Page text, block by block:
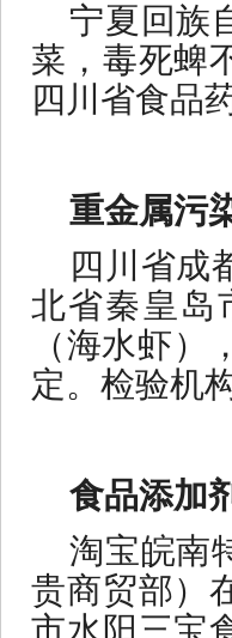
宁夏回族
菜，毒死蜱
四川省食品
重金属污
四川省成
北省秦皇岛
（海水虾）
定。检验机
食品添加
淘宝皖南
贵商贸部）
市水阳三宝